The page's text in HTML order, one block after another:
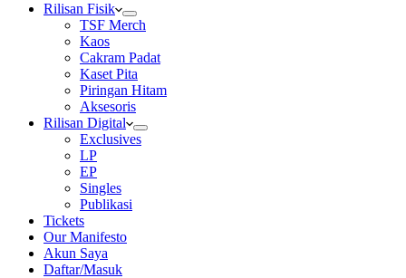
Rilisan Fisik
TSF Merch
Kaos
Cakram Padat
Kaset Pita
Piringan Hitam
Aksesoris
Rilisan Digital
Exclusives
LP
EP
Singles
Publikasi
Tickets
Our Manifesto
Akun Saya
Daftar/Masuk